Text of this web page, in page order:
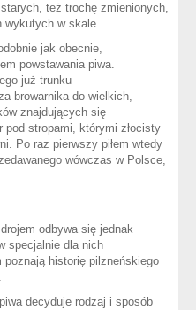
też trochę zmienionych,
wykutych w skale.
jak obecnie,
powstawania piwa.
już trunku
browarnika do wielkich,
znajdujących się
pod stropami, którymi złocisty
Po raz pierwszy piłem wtedy
wówczas w Polsce,
odbywa się jednak
specjalnie dla nich
historię pilzneńskiego
decyduje rodzaj i sposób